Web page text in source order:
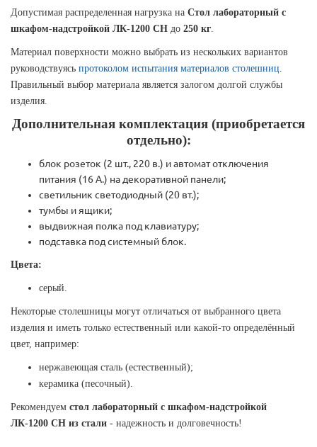
Допустимая распределенная нагрузка на Стол лабораторный с
шкафом-надстройкой ЛК-1200 СН до 250 кг.
Материал поверхности можно выбрать из нескольких вариантов
руководствуясь протоколом испытания материалов столешниц.
Правильный выбор материала является залогом долгой службы
изделия.
Дополнительная комплектация (приобретается
отдельно):
блок розеток (2 шт., 220 в.) и автомат отключения
питания (16 А.) на декоративной панели;
светильник светодиодный (20 вт.);
тумбы и ящики;
выдвижная полка под клавиатуру;
подставка под системный блок.
Цвета:
серый.
Некоторые столешницы могут отличаться от выбранного цвета
изделия и иметь только естественный или какой-то определённый
цвет, например:
нержавеющая сталь (естественный);
керамика (песочный).
Рекомендуем стол лабораторный с шкафом-надстройкой
ЛК-1200 СН из стали - надежность и долговечность!